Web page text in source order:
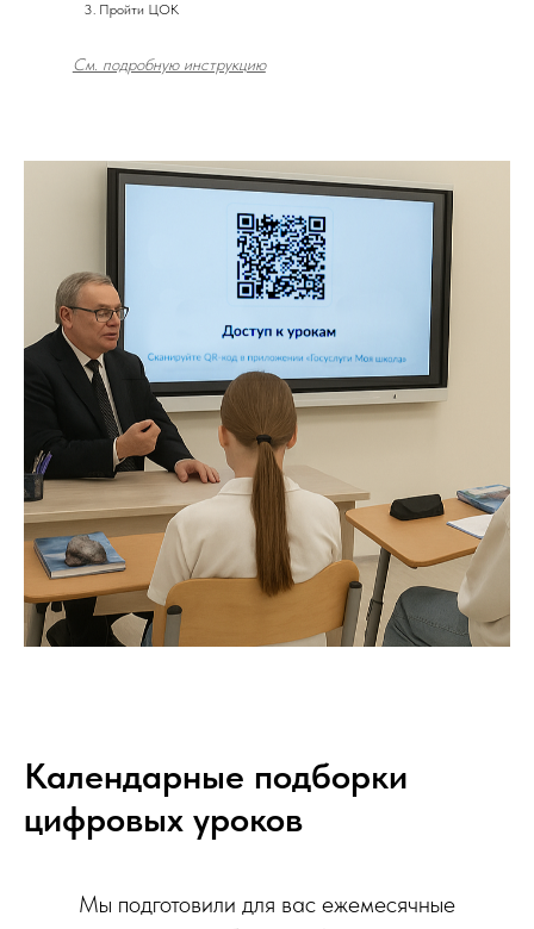
Пройти ЦОК
См. подробную инструкцию
Календарные подборки
цифровых уроков
Мы подготовили для вас ежемесячные